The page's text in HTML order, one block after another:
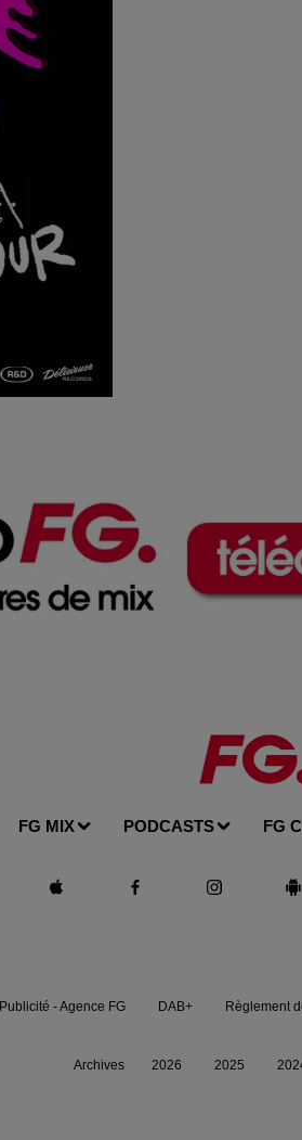
FG MIX PODCASTS FG
Publicité - Agence FG DAB+ Règlement
Archives 2026 2025